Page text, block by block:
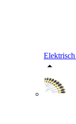
Elektrisch